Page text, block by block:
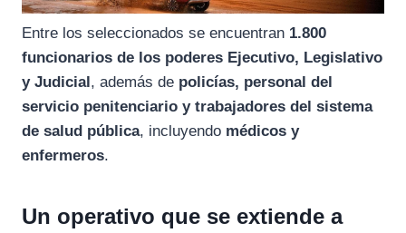
Entre los seleccionados se encuentran 1.800
funcionarios de los poderes Ejecutivo, Legislativo
y Judicial, además de policías, personal del
servicio penitenciario y trabajadores del sistema
de salud pública, incluyendo médicos y
enfermeros.
Un operativo que se extiende a